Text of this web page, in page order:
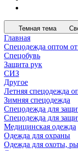
Темная тема
Главная
Спецодежда оптом
Спецобувь
Защита рук
СИЗ
Другое
Летняя спецодежда
Зимняя спецодежда
Спецодежда для
Спецодежда для
Медицинская одежда
Одежда для охраны
Одежда для охоты,